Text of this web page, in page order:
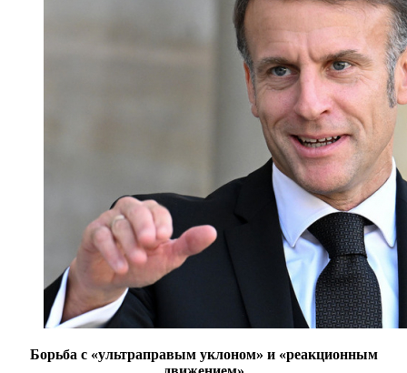
Борьба с «ультраправым уклоном» и «реакционным